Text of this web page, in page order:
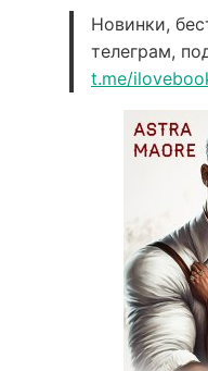
Новинки,
телеграм,
t.me/